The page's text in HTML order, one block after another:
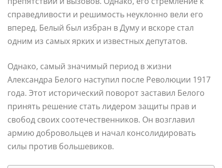
справедливости и решимость неуклонно вели его
вперед. Белый был избран в Думу и вскоре стал
одним из самых ярких и известных депутатов.
Однако, самый значимый период в жизни
Александра Белого наступил после Революции 1917
года. Этот исторический поворот заставил Белого
принять решение стать лидером защиты прав и
свобод своих соотечественников. Он возглавил
армию добровольцев и начал консолидировать
силы против большевиков.